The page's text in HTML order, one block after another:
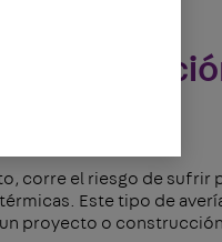
corre el riesgo de sufrir
Este tipo de
proyecto o